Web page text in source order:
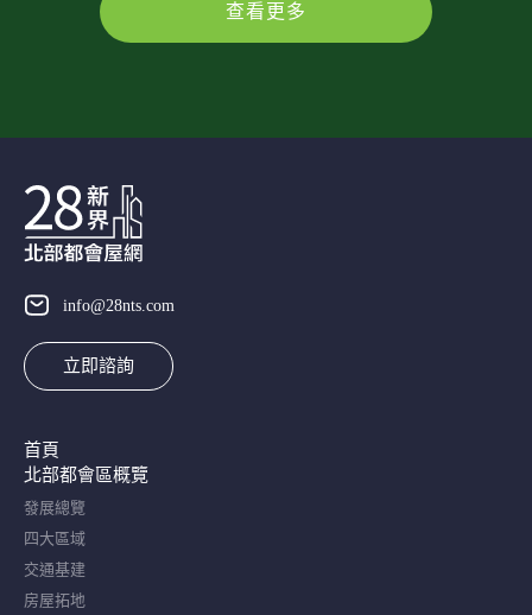
查看更多
info@28nts.com
立即諮詢
首頁
北部都會區概覽​
發展總覽
四大區域
交通基建
房屋拓地